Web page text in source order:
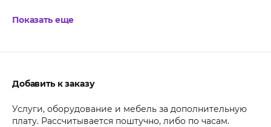
Показать еще
Добавить к заказу
Услуги, оборудование и мебель за дополнительную
плату. Рассчитывается поштучно, либо по часам.